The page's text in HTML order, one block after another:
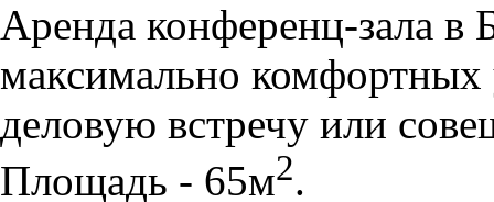
Аренда конференц-зала в
максимально комфортных
деловую встречу или
Площадь - 65м2.